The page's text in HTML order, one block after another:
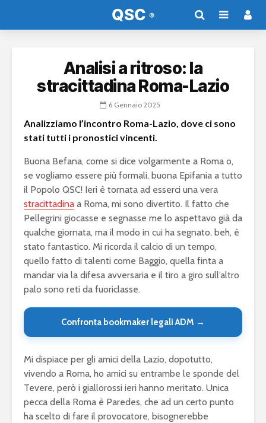
Analisi a ritroso: la
stracittadina Roma-Lazio
6 Gennaio 2025
Analizziamo l’incontro Roma-Lazio, dove ci sono
stati tutti i pronostici vincenti.
Buona Befana, come si dice volgarmente a Roma o,
se vogliamo essere più formali, buona Epifania a tutto
il Popolo QSC! Ieri è tornata ad esserci una vera
stracittadina a Roma, mi sono divertito. Il fatto che
Pellegrini giocasse e segnasse me lo aspettavo già da
qualche giornata, ma il modo in cui ha segnato, beh, è
stato fantastico. Mi ricorda il calcio di un tempo,
quello fatto di talenti come Baggio, quella finta a
mandar via la difesa avversaria e il tiro a giro sull’altro
palo sono reti da fuoriclasse.
Confronta bookmaker legali ADM →
Mi dispiace per gli amici della Lazio, dopotutto,
vivendo a Roma, ho amici su entrambe le sponde del
Tevere, però i giallorossi ieri hanno meritato. Unica
pecca della Roma è Paredes, che ad un certo punto
ha scelto di fare il provocatore, bisognerebbe